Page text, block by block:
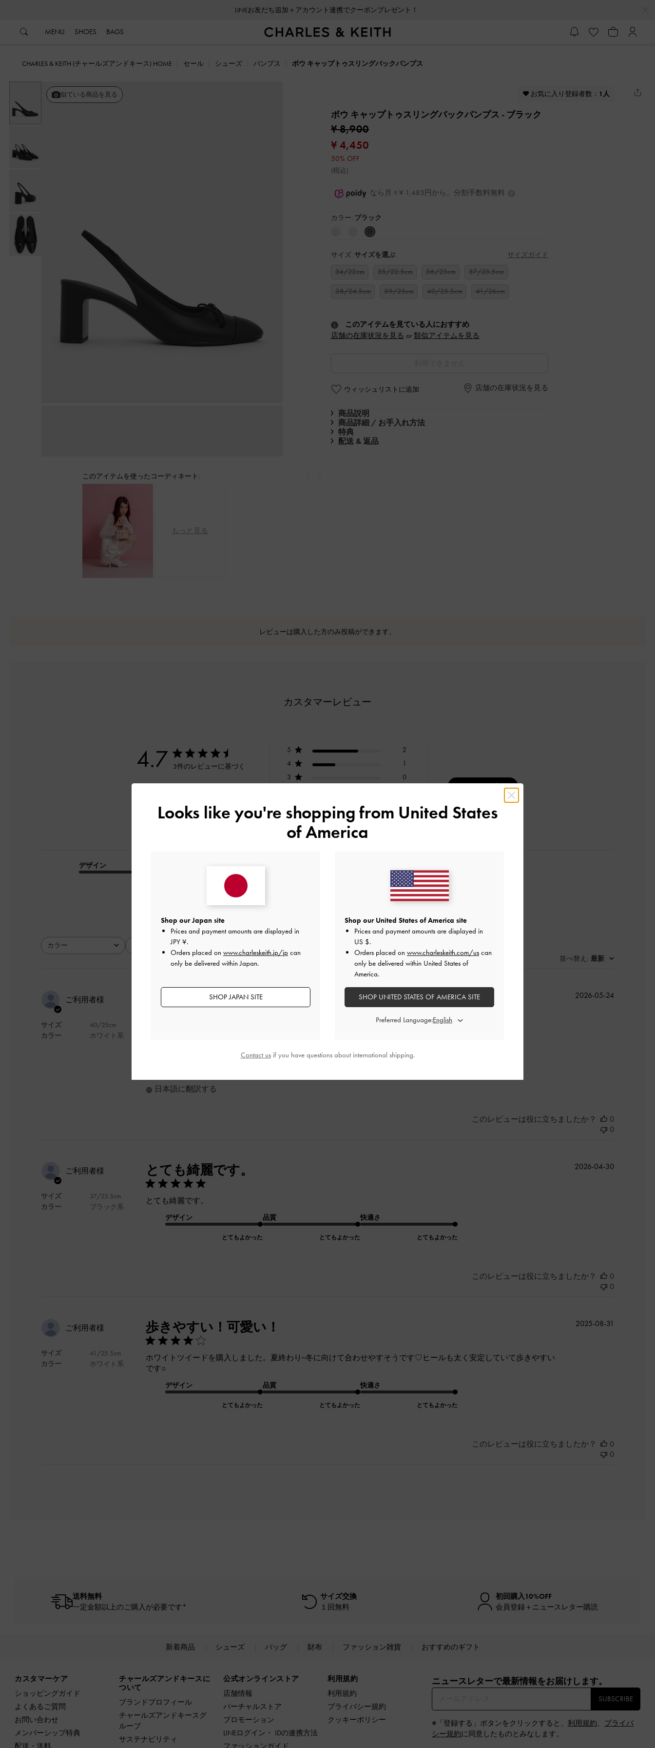
LINEお友だち追加＋アカウント連携でクーポンプレゼント！
MENU SHOES BAGS
CHARLES & KEITH (チャールズアンドキース) HOME セール シューズ パンプス ボウ キャップトゥスリングバックパンプス
♥ お気に入り登録者数： 1人
似ている商品を見る
ボウ キャップトゥスリングバックパンプス - ブラック
¥ 8,900
¥ 4,450
50% OFF
(税込)
なら月々¥ 1,483円から。分割手数料無料
カラー: ブラック
サイズ: サイズを選ぶ サイズガイド
34/22cm 35/22.5cm 36/23cm
37/23.5cm
38/24.5cm
39/25cm 40/25.5cm 41/26cm
このアイテムを見ている人におすすめ
店舗の在庫状況を見る or 類似アイテムを見る
ウィッシュリストに追加 店舗の在庫状況を見る
商品説明
商品詳細 / お手入れ方法
特典
配送 & 返品
このアイテムを使ったコーディネート:
もっと見る
レビューは購入した方のみ投稿ができます。
カスタマーレビュー
4.7 3件のレビューに基づく
5
2
4
1
3
0
レビューを書く
デザイン
とてもよかった とてもよかった
カラー
全て
全て
並べ替え : 最新
ご利用者様
サイズ
カラー
40/25cm
ホワイト系
Chất lượng tốt
日本語に翻訳する
公
2026-05-24
このレビューは役に立ちましたか？
0
0
ご利用者様
サイズ
カラー
37/23.5cm
ブラック系
とても綺麗です。
とても綺麗です。
デザイン
とてもよかった
品質
とてもよかった
快適さ
とてもよかった
公
2026-04-30
このレビューは役に立ちましたか？
0
0
ご利用者様
サイズ
カラー
41/25.5cm
ホワイト系
歩きやすい！可愛い！
ホワイトツイードを購入しました。夏終わり~冬に向けて合わせやすそうです♡ヒールも太く安定していて歩きやすい
です○
デザイン
とてもよかった
品質
とてもよかった
快適さ
とてもよかった
2025-08-31
このレビューは役に立ちましたか？
0
0
送料無料
一定金額以上のご購入が必要です*
サイズ交換
１回無料
初回購入10%OFF
会員登録＋ニュースレター購読
新着商品 シューズ バッグ 財布 ファッション雑貨 おすすめのギフト
カスタマーケア
ショッピングガイド
よくあるご質問
お問い合わせ
メンバーシップ特典
配送・送料
チャールズアンドキースに
ついて
ブランドプロフィール
チャールズアンドキースグ
ループ
サステナビリティ
公式オンラインストア
店舗情報
バーチャルストア
プロモーション
LINEログイン・ IDの連携方法
ファッションガイド
利用規約
利用規約
プライバシー規約
クッキーポリシー
ニュースレターで最新情報をお届けします。​
SUBSCRIBE
※「登録する」ボタンをクリックすると、 利用規約、 プライバ
シー規約に同意したものとみなします。
Looks like you're shopping from United States
of America
Shop our Japan site
Prices and payment amounts are displayed in
JPY ¥.
Orders placed on www.charleskeith.jp/jp can
only be delivered within Japan.
SHOP JAPAN SITE
Shop our United States of America site
Prices and payment amounts are displayed in
US $.
Orders placed on www.charleskeith.com/us can
only be delivered within United States of
America.
SHOP UNITED STATES OF AMERICA SITE
Preferred Language:
Contact usif you have questions about international shipping.